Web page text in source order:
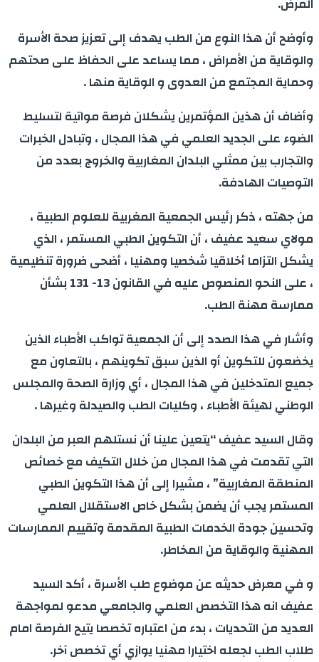
وأوضح أن هذا النوع من الطب يهدف إلى تعزيز صحة الأسرة
والوقاية من الأمراض ، مما يساعد على الحفاظ على صحتهم
وحماية المجتمع من العدوى و الوقاية منها .
وأضاف أن هذين المؤتمرين يشكلان فرصة مواتية لتسليط
الضوء على الجديد العلمي في هذا المجال ، وتبادل الخبرات
والتجارب بين ممثلي البلدان المغاربية والخروج بعدد من
التوصيات الهادفة.
من جهته ، ذكر رئيس الجمعية المغربية للعلوم الطبية ،
مولاي سعيد عفيف ، أن التكوين الطبي المستمر ، الذي
يشكل التزاما أخلاقيا شخصيا ومهنيا ، أضحى ضرورة تنظيمية
، على النحو المنصوص عليه في القانون 13- 131 بشأن
ممارسة مهنة الطب.
وأشار في هذا الصدد إلى أن الجمعية تواكب الأطباء الذين
يخضعون للتكوين أو الذين سبق تكوينهم ، بالتعاون مع
جميع المتدخلين في هذا المجال ، أي وزارة الصحة والمجلس
الوطني لهيئة الأطباء ، وكليات الطب والصيدلة وغيرها .
وقال السيد عفيف “يتعين علينا أن نستلهم العبر من البلدان
التي تقدمت في هذا المجال من خلال التكيف مع خصائص
المنطقة المغاربية” ، مشيرا إلى أن هذا التكوين الطبي
المستمر يجب أن يضمن بشكل خاص الاستقلال العلمي
وتحسين جودة الخدمات الطبية المقدمة وتقييم الممارسات
المهنية والوقاية من المخاطر.
و في معرض حديثه عن موضوع طب الأسرة ، أكد السيد
عفيف انه هذا التخصص العلمي والجامعي مدعو لمواجهة
العديد من التحديات ، بدء من اعتباره تخصصا يتيح الفرصة امام
طلاب الطب لجعله اختيارا مهنيا يوازي أي تخصص آخر.